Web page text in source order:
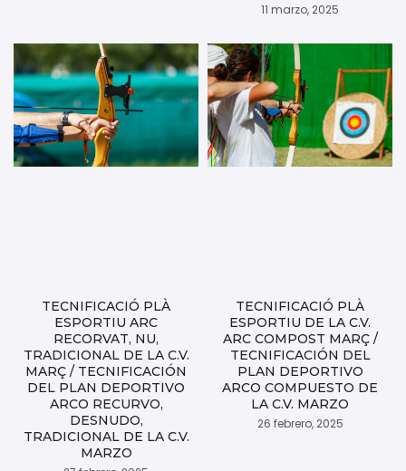
11 marzo, 2025
TECNIFICACIÓ PLÀ
ESPORTIU ARC
RECORVAT, NU,
TRADICIONAL DE LA C.V.
MARÇ / TECNIFICACIÓN
DEL PLAN DEPORTIVO
ARCO RECURVO,
DESNUDO,
TRADICIONAL DE LA C.V.
MARZO
TECNIFICACIÓ PLÀ
ESPORTIU DE LA C.V.
ARC COMPOST MARÇ /
TECNIFICACIÓN DEL
PLAN DEPORTIVO
ARCO COMPUESTO DE
LA C.V. MARZO
26 febrero, 2025